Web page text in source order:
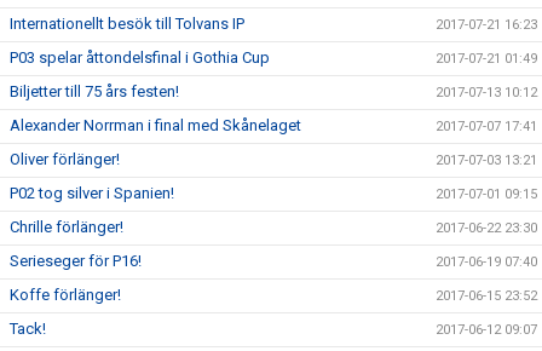
Internationellt besök till Tolvans IP 2017-07-21 16:23
P03 spelar åttondelsfinal i Gothia Cup 2017-07-21 01:49
Biljetter till 75 års festen! 2017-07-13 10:12
Alexander Norrman i final med Skånelaget 2017-07-07 17:41
Oliver förlänger! 2017-07-03 13:21
P02 tog silver i Spanien! 2017-07-01 09:15
Chrille förlänger! 2017-06-22 23:30
Serieseger för P16! 2017-06-19 07:40
Koffe förlänger! 2017-06-15 23:52
Tack! 2017-06-12 09:07